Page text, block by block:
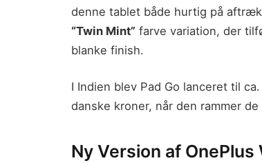
denne tablet både hurtig på
“Twin Mint” farve variation, der
blanke finish.
I Indien blev Pad Go lanceret til
danske kroner, når den rammer
Ny Version af